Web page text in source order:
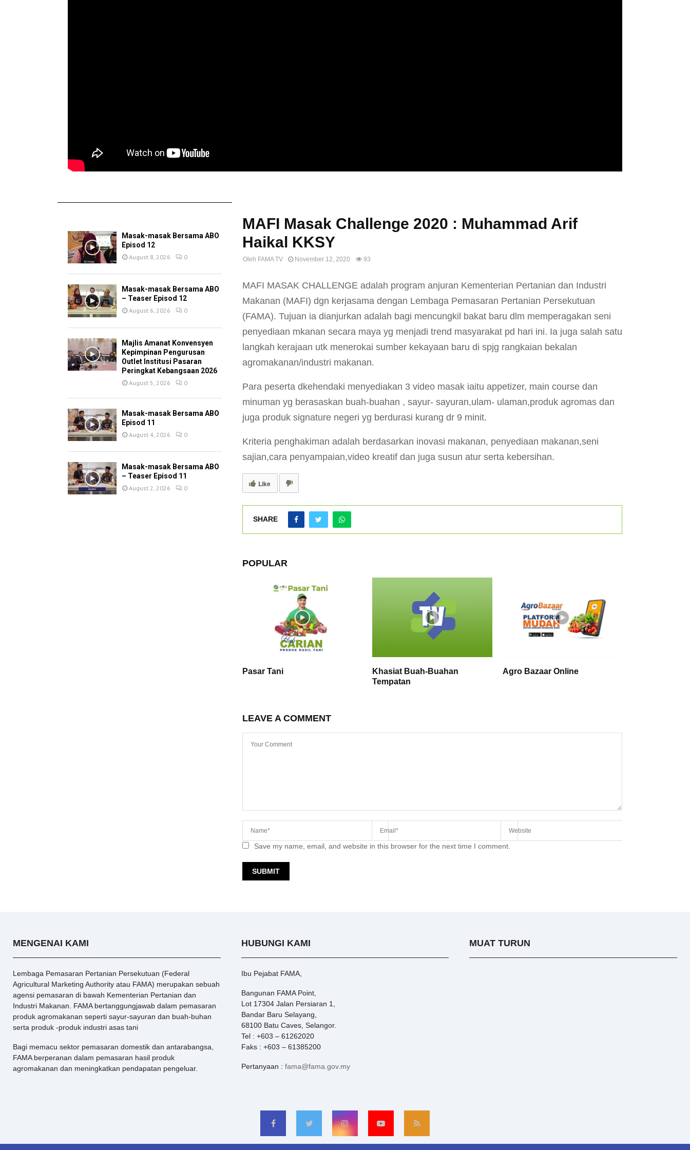
MAFI Masak Challenge 2020 : Muhammad Arif
Haikal KKSY
Oleh FAMA TV November 12, 2020 93
MAFI MASAK CHALLENGE adalah program anjuran Kementerian Pertanian dan Industri
Makanan (MAFI) dgn kerjasama dengan Lembaga Pemasaran Pertanian Persekutuan
(FAMA). Tujuan ia dianjurkan adalah bagi mencungkil bakat baru dlm memperagakan seni
penyediaan mkanan secara maya yg menjadi trend masyarakat pd hari ini. Ia juga salah satu
langkah kerajaan utk menerokai sumber kekayaan baru di spjg rangkaian bekalan
agromakanan/industri makanan.
Para peserta dkehendaki menyediakan 3 video masak iaitu appetizer, main course dan
minuman yg berasaskan buah-buahan , sayur- sayuran,ulam- ulaman,produk agromas dan
juga produk signature negeri yg berdurasi kurang dr 9 minit.
Kriteria penghakiman adalah berdasarkan inovasi makanan, penyediaan makanan,seni
sajian,cara penyampaian,video kreatif dan juga susun atur serta kebersihan.
Like
SHARE
POPULAR
Pasar Tani
Khasiat Buah-Buahan
Tempatan
Agro Bazaar Online
LEAVE A COMMENT
Save my name, email, and website in this browser for the next time I comment.
Masak-masak Bersama ABO
Episod 12
August 8, 2026 0
Masak-masak Bersama ABO
– Teaser Episod 12
August 6, 2026 0
Majlis Amanat Konvensyen
Kepimpinan Pengurusan
Outlet Institusi Pasaran
Peringkat Kebangsaan 2026
August 5, 2026 0
Masak-masak Bersama ABO
Episod 11
August 4, 2026 0
Masak-masak Bersama ABO
– Teaser Episod 11
August 2, 2026 0
MENGENAI KAMI
Lembaga Pemasaran Pertanian Persekutuan (Federal
Agricultural Marketing Authority atau FAMA) merupakan sebuah
agensi pemasaran di bawah Kementerian Pertanian dan
Industri Makanan. FAMA bertanggungjawab dalam pemasaran
produk agromakanan seperti sayur-sayuran dan buah-buhan
serta produk -produk industri asas tani
Bagi memacu sektor pemasaran domestik dan antarabangsa,
FAMA berperanan dalam pemasaran hasil produk
agromakanan dan meningkatkan pendapatan pengeluar.
HUBUNGI KAMI
Ibu Pejabat FAMA,
Bangunan FAMA Point,
Lot 17304 Jalan Persiaran 1,
Bandar Baru Selayang,
68100 Batu Caves, Selangor.
Tel : +603 – 61262020
Faks : +603 – 61385200
Pertanyaan : fama@fama.gov.my
MUAT TURUN